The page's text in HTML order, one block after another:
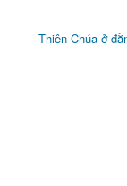
Thiên Chúa ở